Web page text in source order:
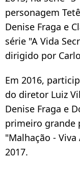
personagem
Denise Fraga e
série "A Vida
dirigido por
Em 2016,
do diretor Luiz
Denise Fraga e
primeiro grande
"Malhação -
2017.